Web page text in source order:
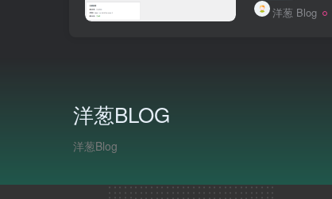
洋葱 Blog
洋葱BLOG
洋葱Blog